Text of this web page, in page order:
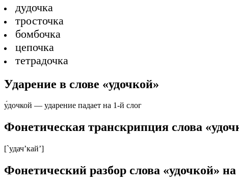
дудочка
тросточка
бомбочка
цепочка
тетрадочка
Ударение в слове «удочкой»
у́дочкой — ударение падает на 1-й слог
Фонетическая транскрипция слова
[`удач’кай’]
Фонетический разбор слова «удочкой»